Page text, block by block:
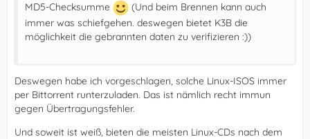
MD5-Checksumme
(Und beim Brennen kann auch
immer was schiefgehen. deswegen bietet K3B die
möglichkeit die gebrannten daten zu verifizieren :))
Deswegen habe ich vorgeschlagen, solche Linux-ISOS immer
per Bittorrent runterzuladen. Das ist nämlich recht immun
gegen Übertragungsfehler.
Und soweit ist weiß, bieten die meisten Linux-CDs nach dem